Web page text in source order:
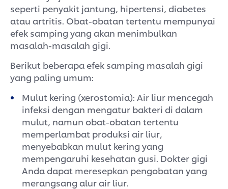
seperti penyakit jantung, hipertensi, diabetes
atau artritis. Obat-obatan tertentu mempunyai
efek samping yang akan menimbulkan
masalah-masalah gigi.
Berikut beberapa efek samping masalah gigi
yang paling umum:
Mulut kering (xerostomia): Air liur mencegah
infeksi dengan mengatur bakteri di dalam
mulut, namun obat-obatan tertentu
memperlambat produksi air liur,
menyebabkan mulut kering yang
mempengaruhi kesehatan gusi. Dokter gigi
Anda dapat meresepkan pengobatan yang
merangsang alur air liur.